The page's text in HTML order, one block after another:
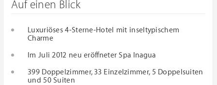
Auf einen Blick
Luxuriöses 4-Sterne-Hotel mit inseltypischem
Charme
Im Juli 2012 neu eröffneter Spa Inagua
399 Doppelzimmer, 33 Einzelzimmer, 5 Doppelsuiten
und 50 Suiten